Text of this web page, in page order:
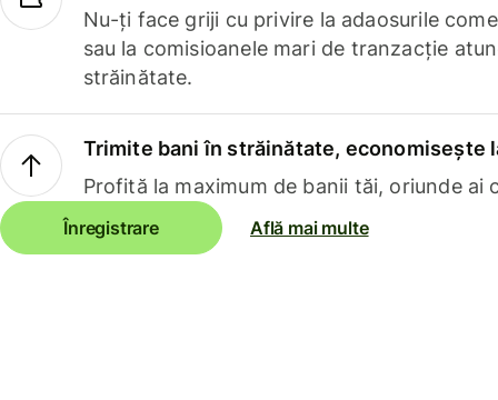
Nu-ți face griji cu privire la adaosurile
sau la comisioanele mari de tranzacție
străinătate.
Trimite bani în străinătate, economisește
Profită la maximum de banii tăi, oriunde ai
Înregistrare Află mai multe